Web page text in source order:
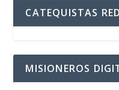
CATEQUISTAS
MISIONEROS